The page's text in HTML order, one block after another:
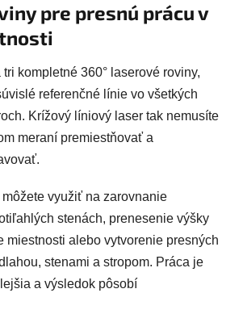
pre presnú prácu v
kompletné 360° laserové roviny,
referenčné línie vo všetkých
Krížový líniový laser tak nemusíte
meraní premiestňovať a
využiť na zarovnanie
stenách, prenesenie výšky
miestnosti alebo vytvorenie presných
stenami a stropom. Práca je
a výsledok pôsobí